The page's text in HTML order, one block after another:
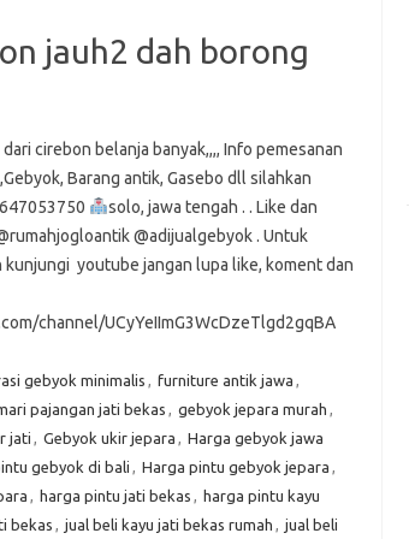
jauh2 dah borong
cirebon belanja banyak,,,, Info pemesanan
Barang antik, Gasebo dll silahkan
solo, jawa tengah . . Like dan
@adijualgebyok . Untuk
kunjungi youtube jangan lupa like, koment dan
channel/UCyYeIImG3WcDzeTlgd2gqBA
gebyok minimalis , furniture antik jawa ,
pajangan jati bekas , gebyok jepara murah ,
jati , Gebyok ukir jepara , Harga gebyok jawa
gebyok di bali , Harga pintu gebyok jepara ,
, harga pintu jati bekas , harga pintu kayu
bekas , jual beli kayu jati bekas rumah , jual beli